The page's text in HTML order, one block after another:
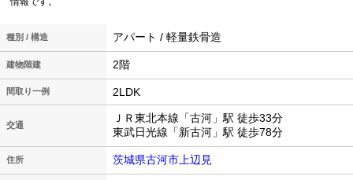
種別 / 構造 アパート / 軽量鉄骨造
建物階建 2階
間取り一例 2LDK
交通
ＪＲ東北本線「古河」駅 徒歩33分
東武日光線「新古河」駅 徒歩78分
住所 茨城県古河市上辺見